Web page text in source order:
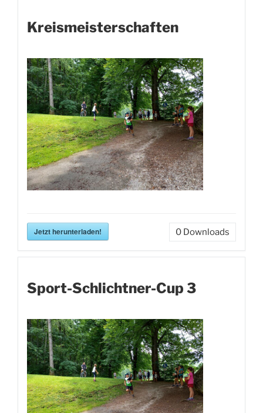
Kreismeisterschaften
Jetzt herunterladen! 0 Downloads
Sport-Schlichtner-Cup 3